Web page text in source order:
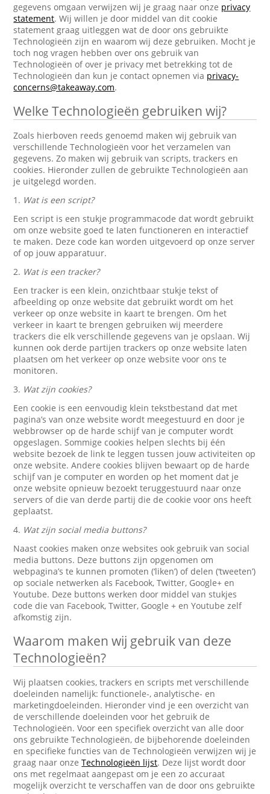
gegevens omgaan verwijzen wij je graag naar onze privacy
statement. Wij willen je door middel van dit cookie
statement graag uitleggen wat de door ons gebruikte
Technologieën zijn en waarom wij deze gebruiken. Mocht je
toch nog vragen hebben over ons gebruik van
Technologieën of over je privacy met betrekking tot de
Technologieën dan kun je contact opnemen via privacy-
concerns@takeaway.com.
Welke Technologieën gebruiken wij?
Zoals hierboven reeds genoemd maken wij gebruik van
verschillende Technologieën voor het verzamelen van
gegevens. Zo maken wij gebruik van scripts, trackers en
cookies. Hieronder zullen de gebruikte Technologieën aan
je uitgelegd worden.
1. Wat is een script?
Een script is een stukje programmacode dat wordt gebruikt
om onze website goed te laten functioneren en interactief
te maken. Deze code kan worden uitgevoerd op onze server
of op jouw apparatuur.
2. Wat is een tracker?
Een tracker is een klein, onzichtbaar stukje tekst of
afbeelding op onze website dat gebruikt wordt om het
verkeer op onze website in kaart te brengen. Om het
verkeer in kaart te brengen gebruiken wij meerdere
trackers die elk verschillende gegevens van je opslaan. Wij
kunnen ook derde partijen trackers op onze website laten
plaatsen om het verkeer op onze website voor ons te
monitoren.
3. Wat zijn cookies?
Een cookie is een eenvoudig klein tekstbestand dat met
pagina’s van onze website wordt meegestuurd en door je
webbrowser op de harde schijf van je computer wordt
opgeslagen. Sommige cookies helpen slechts bij één
website bezoek de link te leggen tussen jouw activiteiten op
onze website. Andere cookies blijven bewaart op de harde
schijf van je computer en worden op het moment dat je
onze website opnieuw bezoekt teruggestuurd naar onze
servers of die van derde partij die de cookie voor ons heeft
geplaatst.
4. Wat zijn social media buttons?
Naast cookies maken onze websites ook gebruik van social
media buttons. Deze buttons zijn opgenomen om
webpagina’s te kunnen promoten (‘liken’) of delen (‘tweeten’)
op sociale netwerken als Facebook, Twitter, Google+ en
Youtube. Deze buttons werken door middel van stukjes
code die van Facebook, Twitter, Google + en Youtube zelf
afkomstig zijn.
Waarom maken wij gebruik van deze
Technologieën?
Wij plaatsen cookies, trackers en scripts met verschillende
doeleinden namelijk: functionele-, analytische- en
marketingdoeleinden. Hieronder vind je een overzicht van
de verschillende doeleinden voor het gebruik de
Technologieën. Voor een specifiek overzicht van alle door
ons gebruikte Technologieën, de bijbehorende doeleinden
en specifieke functies van de Technologieën verwijzen wij je
graag naar onzeTechnologieën lijst. Deze lijst wordt door
ons met regelmaat aangepast om je een zo accuraat
mogelijk overzicht te verschaffen van de door ons gebruikte